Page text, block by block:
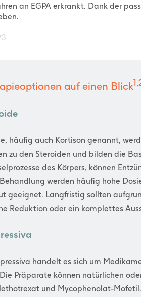
an EGPA erkrankt. Dank der
auf einen Blick
häufig auch Kortison genannt,
zu den Steroiden und bilden die
des Körpers, können
werden häufig hohe
geeignet. Langfristig sollten
Reduktion oder ein komplettes
handelt es sich um
Präparate können natürlichen
und Mycophenolat-